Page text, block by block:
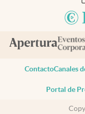
ContactoCanales
Portal de